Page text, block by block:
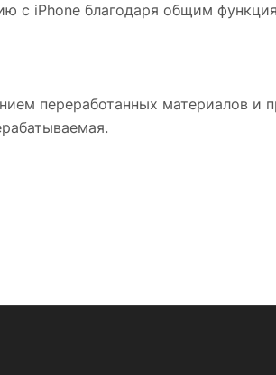
с iPhone благодаря общим
переработанных материалов и